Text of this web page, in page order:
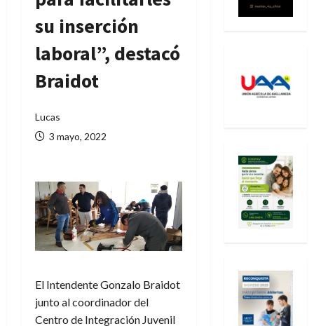
su inserción
laboral”, destacó
Braidot
Lucas
3 mayo, 2022
El Intendente Gonzalo Braidot
junto al coordinador del
Centro de Integración Juvenil